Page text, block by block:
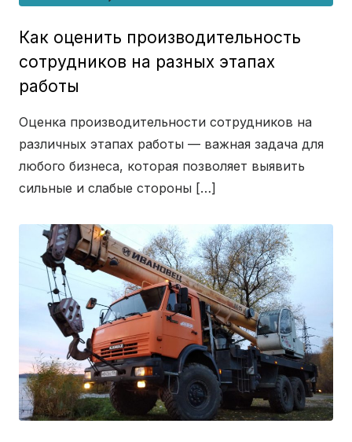
Как оценить производительность
сотрудников на разных этапах
работы
Оценка производительности сотрудников на
различных этапах работы — важная задача для
любого бизнеса, которая позволяет выявить
сильные и слабые стороны […]